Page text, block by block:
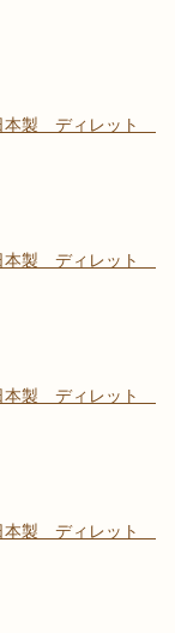
本製 ディレット
本製 ディレット
本製 ディレット
本製 ディレット